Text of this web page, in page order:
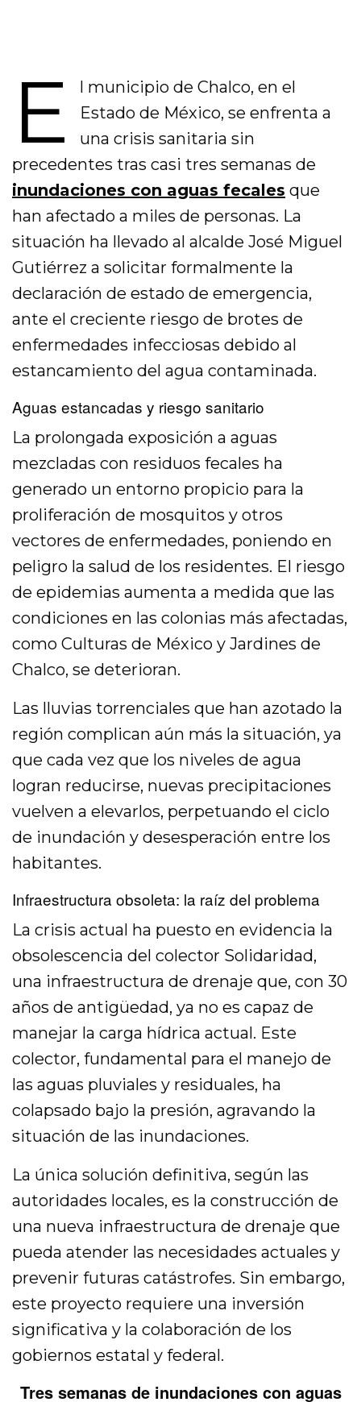
E
l municipio de Chalco, en el
Estado de México, se enfrenta a
una crisis sanitaria sin
precedentes tras casi tres semanas de
inundaciones con aguas fecales que
han afectado a miles de personas. La
situación ha llevado al alcalde José Miguel
Gutiérrez a solicitar formalmente la
declaración de estado de emergencia,
ante el creciente riesgo de brotes de
enfermedades infecciosas debido al
estancamiento del agua contaminada.
Aguas estancadas y riesgo sanitario
La prolongada exposición a aguas
mezcladas con residuos fecales ha
generado un entorno propicio para la
proliferación de mosquitos y otros
vectores de enfermedades, poniendo en
peligro la salud de los residentes. El riesgo
de epidemias aumenta a medida que las
condiciones en las colonias más afectadas,
como Culturas de México y Jardines de
Chalco, se deterioran.
Las lluvias torrenciales que han azotado la
región complican aún más la situación, ya
que cada vez que los niveles de agua
logran reducirse, nuevas precipitaciones
vuelven a elevarlos, perpetuando el ciclo
de inundación y desesperación entre los
habitantes.
Infraestructura obsoleta: la raíz del problema
La crisis actual ha puesto en evidencia la
obsolescencia del colector Solidaridad,
una infraestructura de drenaje que, con 30
años de antigüedad, ya no es capaz de
manejar la carga hídrica actual. Este
colector, fundamental para el manejo de
las aguas pluviales y residuales, ha
colapsado bajo la presión, agravando la
situación de las inundaciones.
La única solución definitiva, según las
autoridades locales, es la construcción de
una nueva infraestructura de drenaje que
pueda atender las necesidades actuales y
prevenir futuras catástrofes. Sin embargo,
este proyecto requiere una inversión
significativa y la colaboración de los
gobiernos estatal y federal.
Tres semanas de inundaciones con aguas